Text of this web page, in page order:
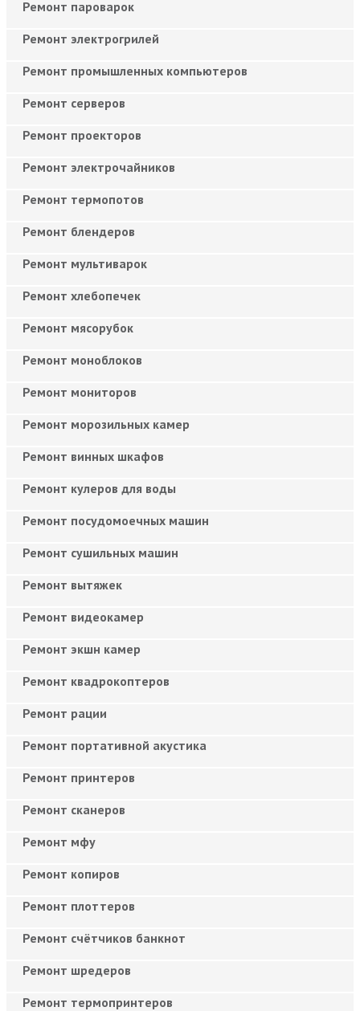
Ремонт пароварок
Ремонт электрогрилей
Ремонт промышленных компьютеров
Ремонт серверов
Ремонт проекторов
Ремонт электрочайников
Ремонт термопотов
Ремонт блендеров
Ремонт мультиварок
Ремонт хлебопечек
Ремонт мясорубок
Ремонт моноблоков
Ремонт мониторов
Ремонт морозильных камер
Ремонт винных шкафов
Ремонт кулеров для воды
Ремонт посудомоечных машин
Ремонт сушильных машин
Ремонт вытяжек
Ремонт видеокамер
Ремонт экшн камер
Ремонт квадрокоптеров
Ремонт рации
Ремонт портативной акустика
Ремонт принтеров
Ремонт сканеров
Ремонт мфу
Ремонт копиров
Ремонт плоттеров
Ремонт счётчиков банкнот
Ремонт шредеров
Ремонт термопринтеров